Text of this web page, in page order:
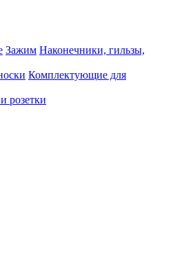
Зажим Наконечники, гильзы,
Комплектующие для
розетки